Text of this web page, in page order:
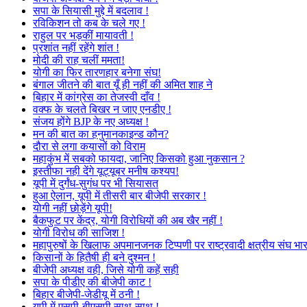
सपा के सियासी मुद्दे में बदलाव !
रविकिशन तो कब के चले गए !
राहुल पर भड़कीं मायावती !
प्रशांत नहीं रहेंगे शांत !
मोदी की राह चलीं ममता!
योगी का फिर तारणहार बनेगा संघ!
बंगाल जीतने की बात यूँ ही नहीं की अमित शाह ने
बिहार में कांग्रेस का तेजस्वी दाँव !
वक्फ के चलते बिखर न जाए एनडीए !
संजय होंगे BJP के नए अध्यक्ष !
मन की बात का हनुमानकाइन्ड कौन?
दौरा से लगा कयासों को विराम
महाकुंभ में सबको फायदा, जानिए किसको हुआ नुकसान ?
इस्तीफा नही देंगे यूट्यूबर मनीष कश्यप!
यूपी में दुर्गंध-सुगंध पर भी सियासत
हुआ ऐलान, यूपी में तीसरी बार बीजेपी सरकार !
योगी नहीं छोड़ेंगे यूपी!
बैकफुट पर केंद्र, योगी विरोधियों की अब खैर नहीं !
योगी विरोध की साजिश !
महापुरुषों के खिलाफ अपमानजनक टिप्पणी पर राष्ट्रवादी क्षत्रीय संघ
किसानों के हितैषी ही बने दुश्मन !
बीजेपी अध्यक्ष वही, जिसे योगी कहें सही
सपा के पीडीए की बीजेपी काट !
बिहार बीजेपी-जेडीयू में ठनी !